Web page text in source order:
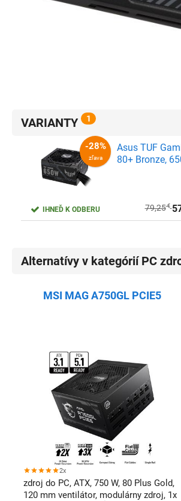
VARIANTY 1
IHNEĎ K ODBERU
-28%
Asus TUF
80+ Bronze,
79,25€
Alternatívy v kategórií PC
MSI MAG A750GL PCIE5
2x
zdroj do PC, ATX, 750 W, 80 Plus Gold,
120 mm ventilátor, modulárny zdroj, 1x